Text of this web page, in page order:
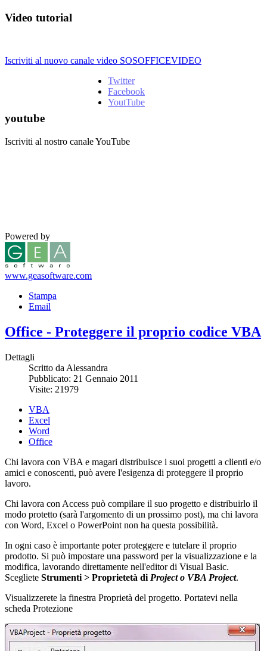
Video tutorial
Iscriviti al nuovo canale video SOSOFFICEVIDEO
Twitter
Facebook
YoutTube
youtube
Iscriviti al nostro canale YouTube
Powered by
www.geasoftware.com
Stampa
Email
Office - Proteggere il proprio codice VBA
Dettagli
Scritto da Alessandra
Pubblicato: 21 Gennaio 2011
Visite: 21979
VBA
Excel
Word
Office
Chi lavora con VBA e magari distribuisce i suoi progetti a clienti e/o
amici e conoscenti, può avere l'esigenza di proteggere il proprio
lavoro.
Chi lavora con Access può compilare il suo progetto e distribuirlo il
modo protetto (sarà l'argomento di un prossimo post), ma chi lavora
con Word, Excel o PowerPoint non ha questa possibilità.
In ogni caso è importante poter proteggere e tutelare il proprio
prodotto. Si può impostare una password per la visualizzazione e la
modifica, lavorando direttamente nell'editor di Visual Basic.
Scegliete Strumenti > Proprietetà di Project o VBA Project.
Visualizzerete la finestra Proprietà del progetto. Portatevi nella
scheda Protezione